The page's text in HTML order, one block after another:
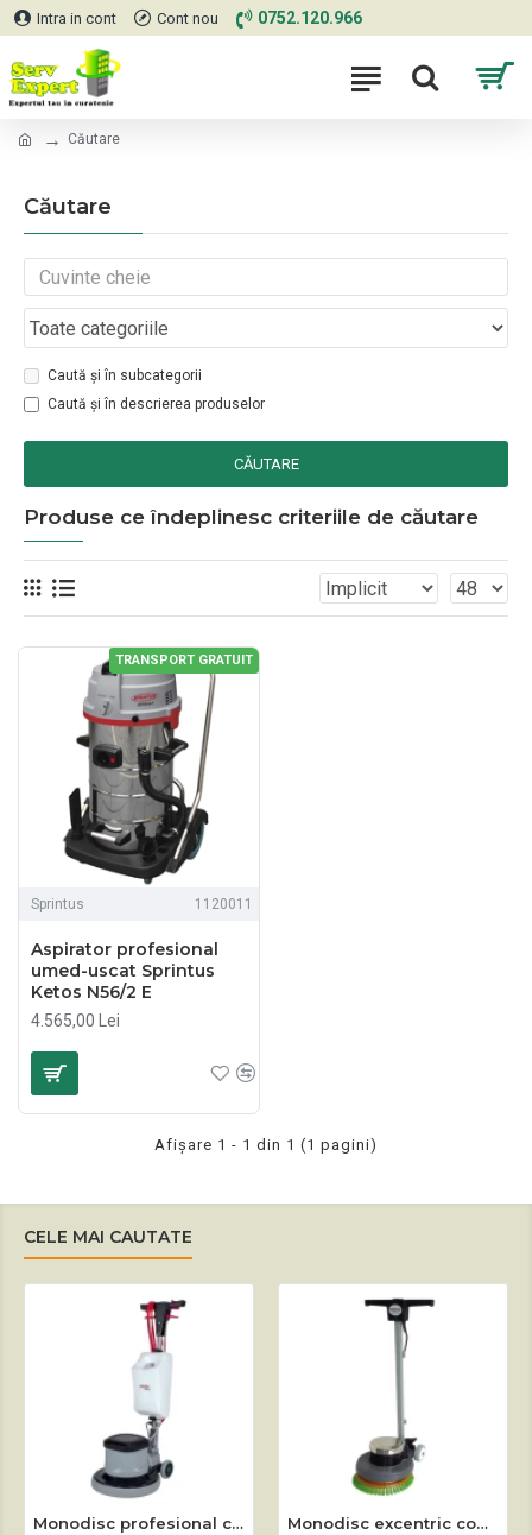
Intra in cont Cont nou 0752.120.966
Căutare
Căutare
Caută și în subcategorii
Caută și în descrierea produselor
CĂUTARE
Produse ce îndeplinesc criteriile de căutare
TRANSPORT GRATUIT
Sprintus 1120011
Aspirator profesional
umed-uscat Sprintus
Ketos N56/2 E
4.565,00 Lei
Afişare 1 - 1 din 1 (1 pagini)
CELE MAI CAUTATE
Monodisc profesional complet echipat Sprintus EM 17 EVO
Monodisc excentric complet echipat Sprintus EEM 13R